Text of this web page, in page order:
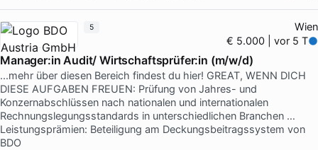
Wien
€ 5.000 | vor 5 T
Manager:in Audit/ Wirtschaftsprüfer:in (m/w/d)
...mehr über diesen Bereich findest du hier! GREAT, WENN DICH
DIESE AUFGABEN FREUEN: Prüfung von Jahres- und
Konzernabschlüssen nach nationalen und internationalen
Rechnungslegungsstandards in unterschiedlichen Branchen …
Leistungsprämien: Beteiligung am Deckungsbeitragssystem von
BDO
5